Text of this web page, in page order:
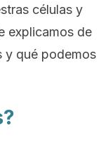
células y
explicamos de
y qué podemos